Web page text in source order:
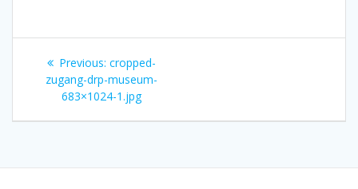
Beitragsnavigation
Previous: Previous
post:
cropped-
zugang-drp-museum-
683×1024-1.jpg